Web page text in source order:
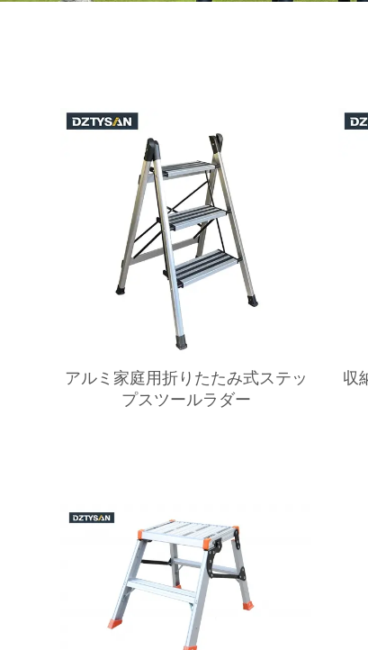
アルミ家庭用折りたたみ式ステッ
プスツールラダー
収